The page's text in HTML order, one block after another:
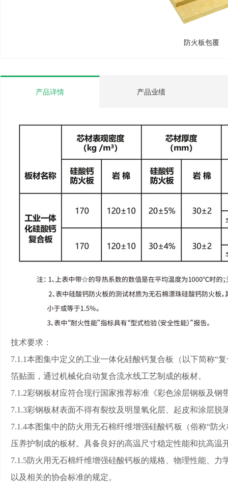
防火板包覆
产品详情 产品业绩
技术要求：
7.1.1本图集中定义的工业一体化硅酸钙复合板（以下简称“
箔贴面，通过机械化自动复合流水线工艺制成的板材。
7.1.2彩钢板材应符合现行国家推荐标准《彩色涂层钢板及钢
7.1.3彩钢板材表面不得有裂纹及明显氧化层、起皮和涂层脱
7.1.4本图集中的防火用无石棉纤维增强硅酸钙板（俗称“防
压养护制成的板材。具备良好的高温尺寸稳定性能和抗高温
7.1.5防火用无石棉纤维增强硅酸钙板的规格、物理性能、
以及相关的协会标准的规定。